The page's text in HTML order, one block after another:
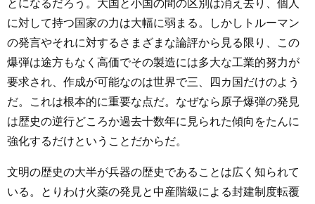
とになるだろう。大国と小国の間の区別は消え去り、個人
に対して持つ国家の力は大幅に弱まる。しかしトルーマン
の発言やそれに対するさまざまな論評から見る限り、この
爆弾は途方もなく高価でその製造には多大な工業的努力が
要求され、作成が可能なのは世界で三、四カ国だけのよう
だ。これは根本的に重要な点だ。なぜなら原子爆弾の発見
は歴史の逆行どころか過去十数年に見られた傾向をたんに
強化するだけということだからだ。
文明の歴史の大半が兵器の歴史であることは広く知られて
いる。とりわけ火薬の発見と中産階級による封建制度転覆